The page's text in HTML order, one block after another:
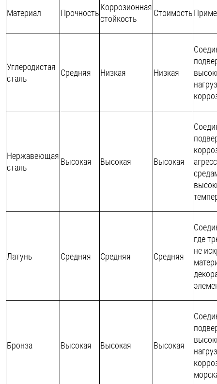
Материал ПрочностьКоррозионная
стойкость
Стоимость
Углеродистая
сталь
Средняя Низкая Низкая
Нержавеющая
сталь
Высокая Высокая Высокая
Латунь Средняя Средняя Средняя
где
не
Бронза Высокая Высокая Высокая